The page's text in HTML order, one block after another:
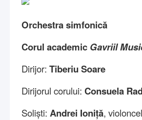
Orchestra simfonică
Corul academic Gavriil
Dirijor: Tiberiu Soare
Dirijorul corului: Consuela
Soliști: Andrei Ioniță, violoncel